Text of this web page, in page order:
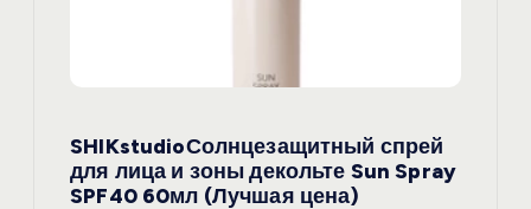
SHIKstudioСолнцезащитный спрей
для лица и зоны декольте Sun Spray
SPF40 60мл (Лучшая цена)